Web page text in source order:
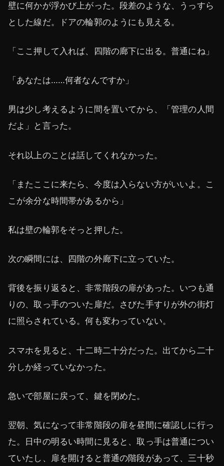
壁に何かが浮かび上がった。段差のような、うっすら
とした線だ。ドアの輪郭のようにも見える。
「ここ押して入れば、四階の廊下に出る。普通にね」
「あなたは……何者なんですか」
男は少し考えるように間を置いてから、「管理の人間
だよ」と言った。
それ以上のことは話してくれなかった。
「またここに来たら、今度は入らない方がいいよ。こ
こが余分な時間帯があるから」
私は壁の輪郭をそっと押した。
次の瞬間には、四階の外廊下に立っていた。
背後を振り返ると、非常階段の扉があった。いつも通
りの、取っ手のついた扉だ。さびた手すりが外の街灯
に照らされている。何も変わっていない。
スマホを見ると、十二時二十分だった。出てから二十
分しか経っていなかった。
急いで部屋に戻って、鍵を閉めた。
翌朝、気になって非常階段の扉を昼間に確認しに行っ
た。日中の明るい時間に見ると、取っ手は普通につい
ていたし、扉を開けると普通の階段があって、三十秒